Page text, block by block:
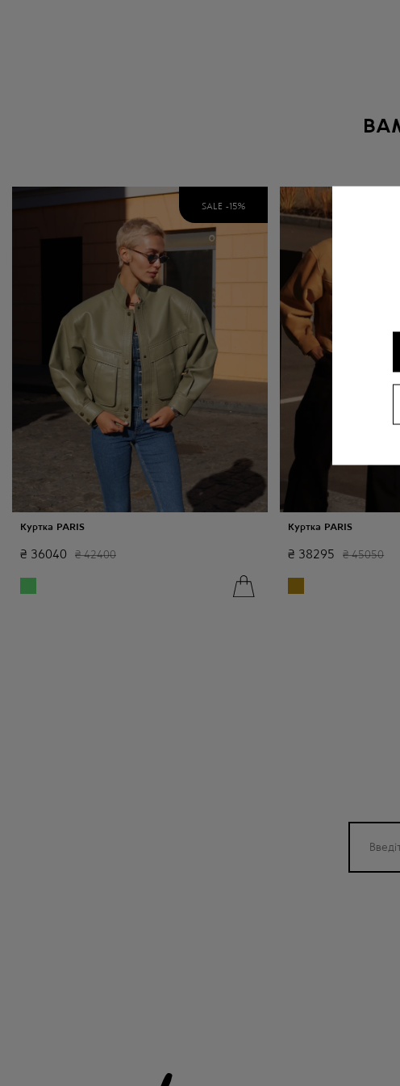
Куртка PARIS
₴ 36040 ₴ 42400
SALE -15%
Куртка PARIS
₴ 38295 ₴ 45050